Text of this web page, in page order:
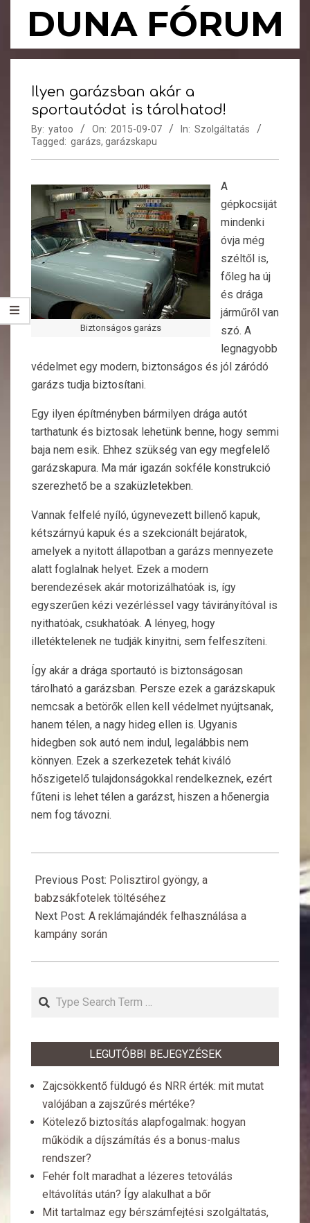
DUNA FÓRUM
Primary
MenuIlyen garázsban akár a
sportautódat is tárolhatod!
By: yatoo On: 2015-09-07 In: Szolgáltatás
Tagged: garázs, garázskapu
Biztonságos garázs
A
gépkocsiját
mindenki
óvja még
széltől is,
főleg ha új
és drága
járműről van
szó. A
legnagyobb
védelmet egy modern, biztonságos és jól záródó
garázs tudja biztosítani.
Egy ilyen építményben bármilyen drága autót
tarthatunk és biztosak lehetünk benne, hogy semmi
baja nem esik. Ehhez szükség van egy megfelelő
garázskapura. Ma már igazán sokféle konstrukció
szerezhető be a szaküzletekben.
Vannak felfelé nyíló, úgynevezett billenő kapuk,
kétszárnyú kapuk és a szekcionált bejáratok,
amelyek a nyitott állapotban a garázs mennyezete
alatt foglalnak helyet. Ezek a modern
berendezések akár motorizálhatóak is, így
egyszerűen kézi vezérléssel vagy távirányítóval is
nyithatóak, csukhatóak. A lényeg, hogy
illetéktelenek ne tudják kinyitni, sem felfeszíteni.
Így akár a drága sportautó is biztonságosan
tárolható a garázsban. Persze ezek a garázskapuk
nemcsak a betörők ellen kell védelmet nyújtsanak,
hanem télen, a nagy hideg ellen is. Ugyanis
hidegben sok autó nem indul, legalábbis nem
könnyen. Ezek a szerkezetek tehát kiváló
hőszigetelő tulajdonságokkal rendelkeznek, ezért
fűteni is lehet télen a garázst, hiszen a hőenergia
nem fog távozni.
09-
07
Previous Post: Polisztirol gyöngy, a
babzsákfotelek töltéséhez
Next Post: A reklámajándék felhasználása a
kampány során
Search
LEGUTÓBBI BEJEGYZÉSEK
Zajcsökkentő füldugó és NRR érték: mit mutat
valójában a zajszűrés mértéke?
Kötelező biztosítás alapfogalmak: hogyan
működik a díjszámítás és a bonus-malus
rendszer?
Fehér folt maradhat a lézeres tetoválás
eltávolítás után? Így alakulhat a bőr
Mit tartalmaz egy bérszámfejtési szolgáltatás,